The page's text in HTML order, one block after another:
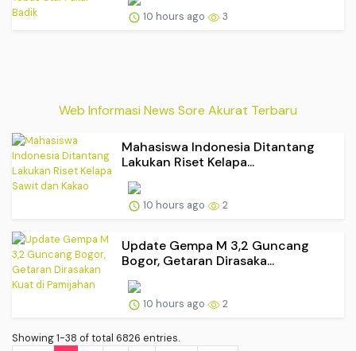
10 hours ago 3
Web Informasi News Sore Akurat Terbaru
Mahasiswa Indonesia Ditantang
Lakukan Riset Kelapa...
10 hours ago 2
Update Gempa M 3,2 Guncang
Bogor, Getaran Dirasaka...
10 hours ago 2
Showing 1-38 of total 6826 entries.